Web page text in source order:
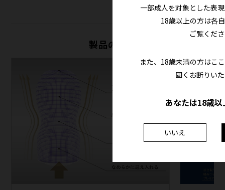
製品の特徴
一部成人を対象とした表
18歳以上の方は各
ご覧くだ
また、18歳未満の方はこ
固くお断りい
あなたは18歳
いいえ